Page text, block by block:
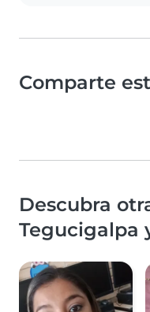
Comparte
Descubra
Tegucigalpa